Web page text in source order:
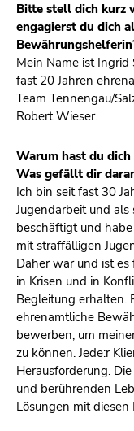
Bitte stell dich kurz
engagierst du dich
Mein Name ist
fast 20 Jahren
Team Tennengau/
Robert Wieser.
Warum hast du
Was gefällt dir
Ich bin seit fast 30
Jugendarbeit und als
beschäftigt und
mit straffälligen
Daher war und ist
in Krisen und in
Begleitung erhalten.
ehrenamtliche
bewerben, um
zu können. Jede:r
Herausforderung.
und berührenden
Lösungen mit